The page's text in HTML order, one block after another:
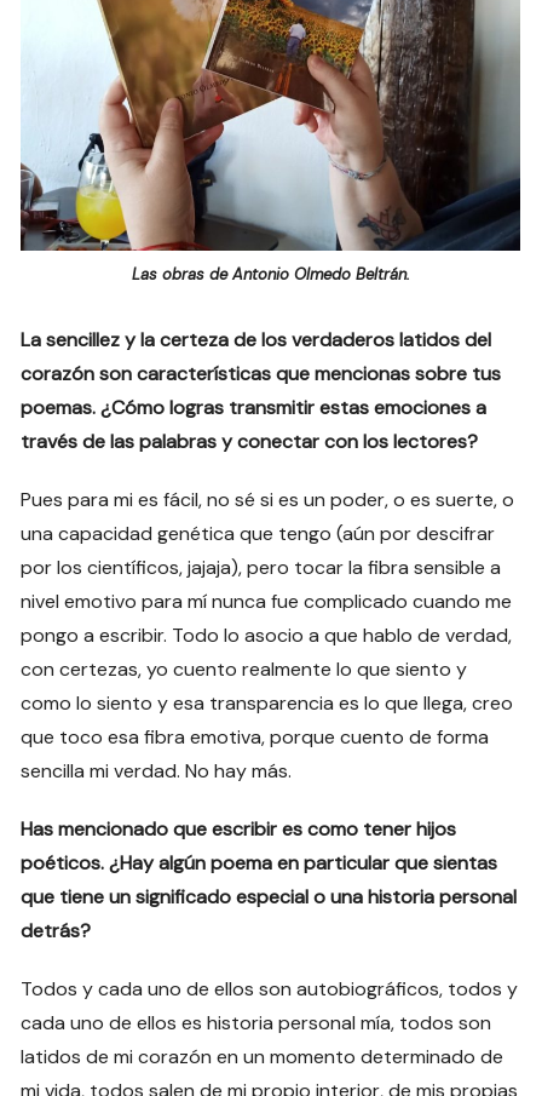
Las obras de Antonio Olmedo Beltrán.
La sencillez y la certeza de los verdaderos latidos del
corazón son características que mencionas sobre tus
poemas. ¿Cómo logras transmitir estas emociones a
través de las palabras y conectar con los lectores?
Pues para mi es fácil, no sé si es un poder, o es suerte, o
una capacidad genética que tengo (aún por descifrar
por los científicos, jajaja), pero tocar la fibra sensible a
nivel emotivo para mí nunca fue complicado cuando me
pongo a escribir. Todo lo asocio a que hablo de verdad,
con certezas, yo cuento realmente lo que siento y
como lo siento y esa transparencia es lo que llega, creo
que toco esa fibra emotiva, porque cuento de forma
sencilla mi verdad. No hay más.
Has mencionado que escribir es como tener hijos
poéticos. ¿Hay algún poema en particular que sientas
que tiene un significado especial o una historia personal
detrás?
Todos y cada uno de ellos son autobiográficos, todos y
cada uno de ellos es historia personal mía, todos son
latidos de mi corazón en un momento determinado de
mi vida, todos salen de mi propio interior, de mis propias